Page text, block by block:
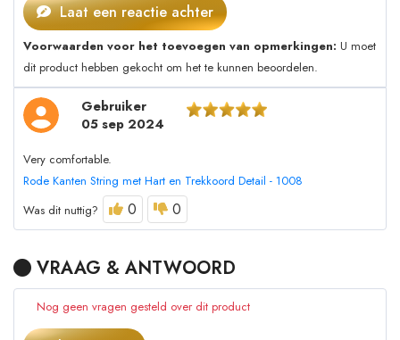
Laat een reactie achter
Voorwaarden voor het toevoegen van opmerkingen: U moet
dit product hebben gekocht om het te kunnen beoordelen.
Gebruiker
05 sep 2024
Very comfortable.
Rode Kanten String met Hart en Trekkoord Detail - 1008
Was dit nuttig?
0 0
VRAAG & ANTWOORD
Nog geen vragen gesteld over dit product